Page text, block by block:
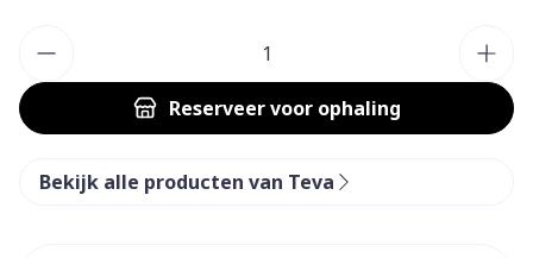
Reserveervoor ophaling
Bekijk alle producten van Teva